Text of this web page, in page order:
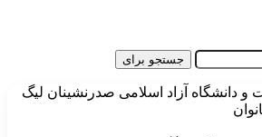
جستجو برای
و دانشگاه آزاد اسلامی صدرنشینان لیگ